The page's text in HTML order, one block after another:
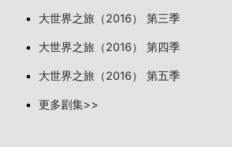
大世界之旅（2016） 第三季
大世界之旅（2016） 第四季
大世界之旅（2016） 第五季
更多剧集>>